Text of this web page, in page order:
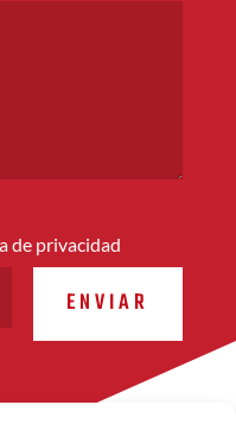
de privacidad
ENVIAR